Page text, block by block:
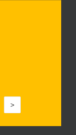
>